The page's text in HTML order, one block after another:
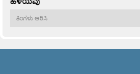
ಹಳೆಯವು